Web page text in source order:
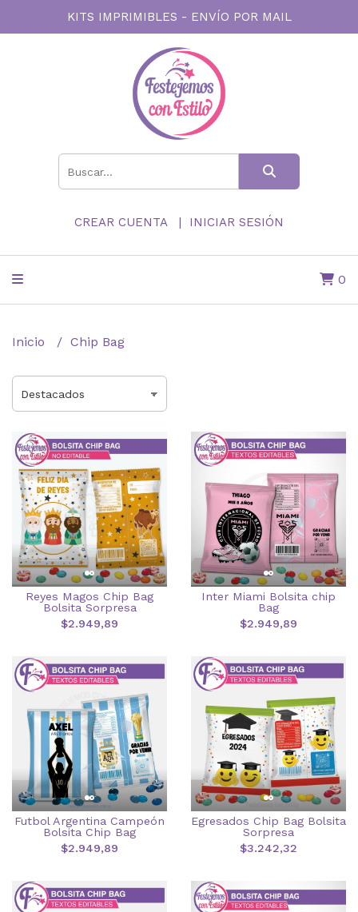
KITS IMPRIMIBLES - ENVÍO POR MAIL
CREAR CUENTA INICIAR SESIÓN
0
Inicio Chip Bag
Reyes Magos Chip Bag
Bolsita Sorpresa
$2.949,89
Inter Miami Bolsita chip
Bag
$2.949,89
Futbol Argentina Campeón
Bolsita Chip Bag
$2.949,89
Egresados Chip Bag Bolsita
Sorpresa
$3.242,32